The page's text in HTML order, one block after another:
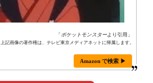
「ポケットモンスターより引用」
上記画像の著作権は、テレビ東京メディアネットに帰属します。
Amazon で検索 ▶